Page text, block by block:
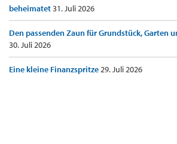
beheimatet31. Juli 2026
Den passenden Zaun für Grundstück, Garten
30. Juli 2026
Eine kleine Finanzspritze29. Juli 2026